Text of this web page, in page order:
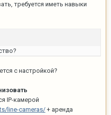
требуется иметь навыки
с настройкой?
IP-камерой
line-cameras/ + аренда